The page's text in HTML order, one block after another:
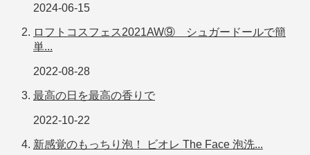
2024-06-15
ロフトコスフェス2021AW⑨ シュガードールで簡
単...
2022-08-28
最高の日を最高の香りで
2022-10-22
新感覚のもっちり泡！ ビオレ The Face 泡洗...